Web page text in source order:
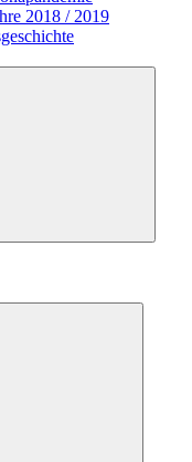
2018 / 2019